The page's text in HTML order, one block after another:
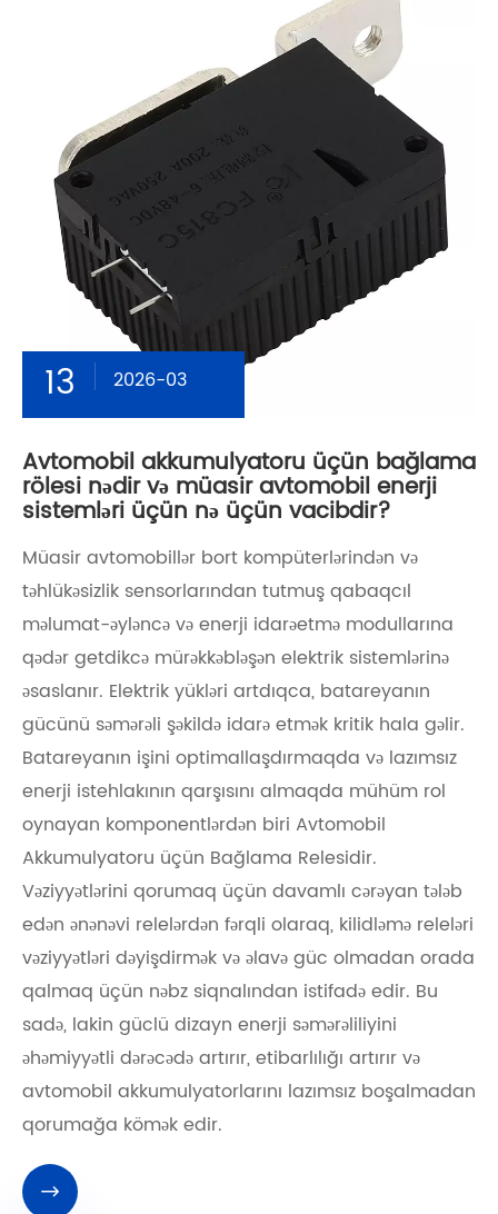
13 2026-03
Avtomobil akkumulyatoru üçün bağlama
rölesi nədir və müasir avtomobil enerji
sistemləri üçün nə üçün vacibdir?
Müasir avtomobillər bort kompüterlərindən və
təhlükəsizlik sensorlarından tutmuş qabaqcıl
məlumat-əyləncə və enerji idarəetmə modullarına
qədər getdikcə mürəkkəbləşən elektrik sistemlərinə
əsaslanır. Elektrik yükləri artdıqca, batareyanın
gücünü səmərəli şəkildə idarə etmək kritik hala gəlir.
Batareyanın işini optimallaşdırmaqda və lazımsız
enerji istehlakının qarşısını almaqda mühüm rol
oynayan komponentlərdən biri Avtomobil
Akkumulyatoru üçün Bağlama Relesidir.
Vəziyyətlərini qorumaq üçün davamlı cərəyan tələb
edən ənənəvi relelərdən fərqli olaraq, kilidləmə releləri
vəziyyətləri dəyişdirmək və əlavə güc olmadan orada
qalmaq üçün nəbz siqnalından istifadə edir. Bu
sadə, lakin güclü dizayn enerji səmərəliliyini
əhəmiyyətli dərəcədə artırır, etibarlılığı artırır və
avtomobil akkumulyatorlarını lazımsız boşalmadan
qorumağa kömək edir.
